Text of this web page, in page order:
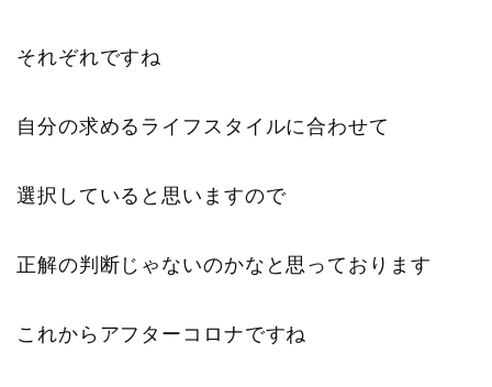
それぞれですね
自分の求めるライフスタイルに合わせて
選択していると思いますので
正解の判断じゃないのかなと思っております
これからアフターコロナですね